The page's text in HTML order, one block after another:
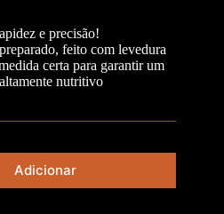
e precisão!
feito com levedura
certa para garantir um
nutritivo
Adicionar